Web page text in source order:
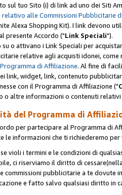
sul tuo Sito (i) di link ad uno dei Siti
alle Commissioni Pubblicitarie
Alexa Shopping Kit). I link devono
presente Accordo ("Link Speciali").
su o attivano i Link Speciali per
relative agli acquisti idonei,
di Affiliazione. Al fine di
link, widget, link, contenuto
con il Programma di Affiliazione ("
o altre informazioni o contenuti
del Programma di
per partecipare al Programma di
le informazioni che ti richiederemo
violi i termini e le condizioni di
ci riserviamo il diritto di
commissioni pubblicitarie a te dovute
e fatto salvo qualsiasi diritto in